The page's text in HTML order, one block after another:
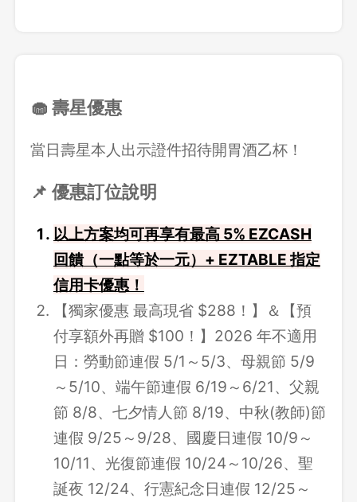
🧁 壽星優惠
當日壽星本人出示證件招待開胃酒乙杯！
📌 優惠訂位說明
以上方案均可再享有最高 5% EZCASH
回饋（一點等於一元）+ EZTABLE 指定
信用卡優惠！
【獨家優惠 最高現省 $288！】＆【預
付享額外再贈 $100！】2026 年不適用
日：勞動節連假 5/1～5/3、母親節 5/9
～5/10、端午節連假 6/19～6/21、父親
節 8/8、七夕情人節 8/19、中秋(教師)節
連假 9/25～9/28、國慶日連假 10/9～
10/11、光復節連假 10/24～10/26、聖
誕夜 12/24、行憲紀念日連假 12/25～